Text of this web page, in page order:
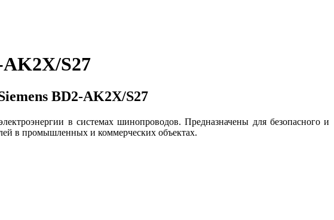
S27
BD2-AK2X/S27
в системах шинопроводов. Предназначены для безопасного и
в промышленных и коммерческих объектах.